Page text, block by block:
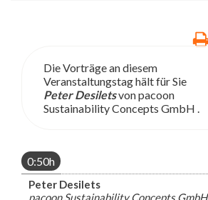
Die Vorträge an diesem
Veranstaltungstag hält für Sie
Peter Desiletsvon pacoon
Sustainability Concepts GmbH .
0:50h
Peter Desilets
pacoon Sustainability Concepts GmbH